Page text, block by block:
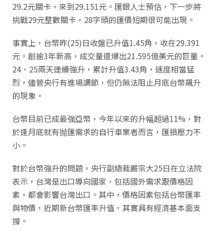
29.2元關卡，來到29.151元。匯銀人士預估，下一步將
挑戰29元整數關卡，28字頭的匯價短期很可能出現。
事實上，台幣昨(25)日收盤已升值1.45角，收在29.391
元，創逾3年新高，成交量還爆出21.595億美元的巨量。
24、25兩天連續強升，累計升值3.43角，速度相當猛
烈，儘管央行有進場調節，但仍無法阻止月底台幣飆升
的現象。
台幣目前已成最強亞幣，今年以來的升幅超過11%，對
於逢月底就有抛匯需求的自行車業者而言，匯損壓力不
小。
對於台幣強升的問題，央行副總裁嚴宗大25日在立法院
表示，台灣是出口導向國家，包括國外需求跟價格因
素，都會影響台灣出口。其中，價格因素包括台幣匯率
與物價，近期新台幣匯率升值，其實具有經濟基本面支
撐。